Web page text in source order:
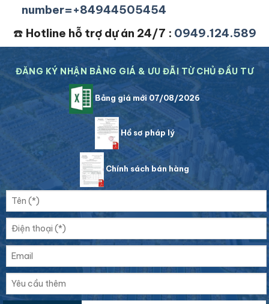
number=+84944505454
☎️ Hotline hỗ trợ dự án 24/7 : 0949.124.589
ĐĂNG KÝ NHẬN BẢNG GIÁ & ƯU ĐÃI TỪ CHỦ ĐẦU TƯ
Bảng giá mới 07/08/2026
Hồ sơ pháp lý
Chính sách bán hàng